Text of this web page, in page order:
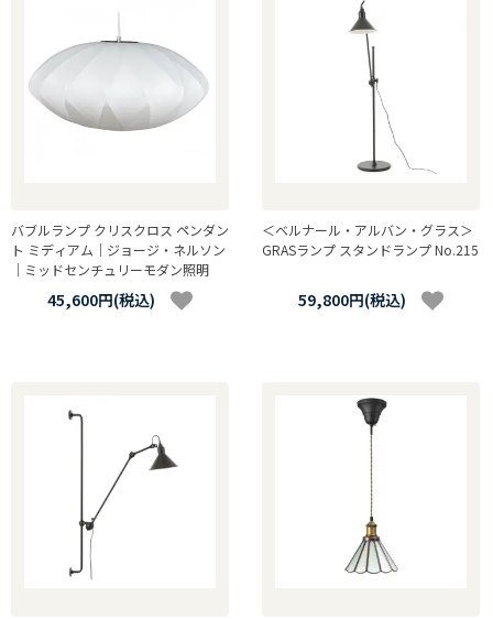
バブルランプ クリスクロス ペンダン
ト ミディアム｜ジョージ・ネルソン
｜ミッドセンチュリーモダン照明
45,600円(税込)
＜ベルナール・アルバン・グラス＞
GRASランプ スタンドランプ No.215
59,800円(税込)